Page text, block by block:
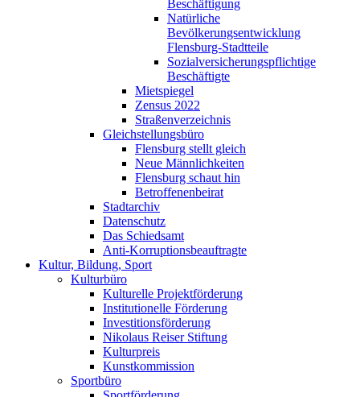
Beschäftigung
Natürliche
Bevölkerungsentwicklung
Flensburg-Stadtteile
Sozialversicherungspflichtige
Beschäftigte
Mietspiegel
Zensus 2022
Straßenverzeichnis
Gleichstellungsbüro
Flensburg stellt gleich
Neue Männlichkeiten
Flensburg schaut hin
Betroffenenbeirat
Stadtarchiv
Datenschutz
Das Schiedsamt
Anti-Korruptionsbeauftragte
Kultur, Bildung, Sport
Kulturbüro
Kulturelle Projektförderung
Institutionelle Förderung
Investitionsförderung
Nikolaus Reiser Stiftung
Kulturpreis
Kunstkommission
Sportbüro